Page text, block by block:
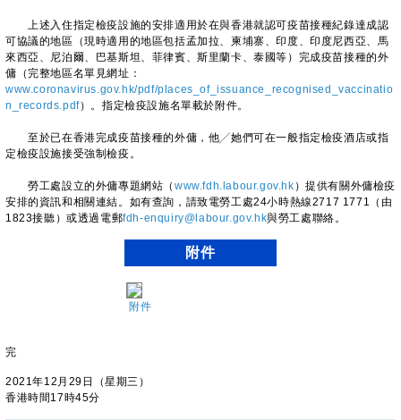
上述入住指定檢疫設施的安排適用於在與香港就認可疫苗接種紀錄達成認
可協議的地區（現時適用的地區包括孟加拉、柬埔寨、印度、印度尼西亞、馬
來西亞、尼泊爾、巴基斯坦、菲律賓、斯里蘭卡、泰國等）完成疫苗接種的外
傭（完整地區名單見網址：
www.coronavirus.gov.hk/pdf/places_of_issuance_recognised_vaccinatio
n_records.pdf）。指定檢疫設施名單載於附件。
至於已在香港完成疫苗接種的外傭，他╱她們可在一般指定檢疫酒店或指
定檢疫設施接受強制檢疫。
勞工處設立的外傭專題網站（ www.fdh.labour.gov.hk ）提供有關外傭檢疫
安排的資訊和相關連結。如有查詢，請致電勞工處24小時熱線2717 1771（由
1823接聽）或透過電郵fdh-enquiry@labour.gov.hk與勞工處聯絡。
附件
附件
完
2021年12月29日（星期三）
香港時間17時45分